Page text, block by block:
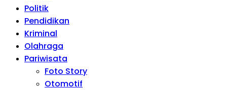
Politik
Pendidikan
Kriminal
Olahraga
Pariwisata
Foto Story
Otomotif